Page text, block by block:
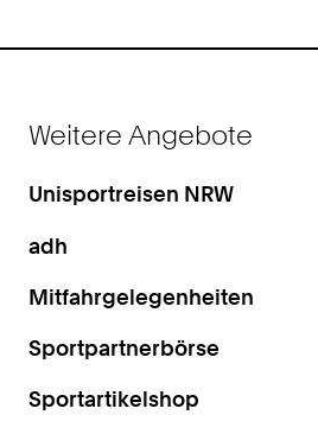
Weitere Angebote
Unisportreisen NRW
adh
Mitfahrgelegenheiten
Sportpartnerbörse
Sportartikelshop